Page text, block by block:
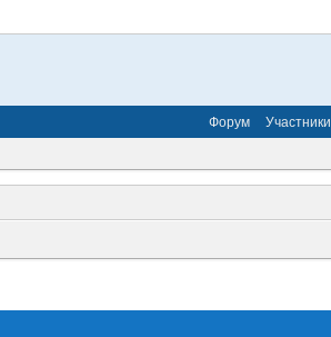
Форум Участники